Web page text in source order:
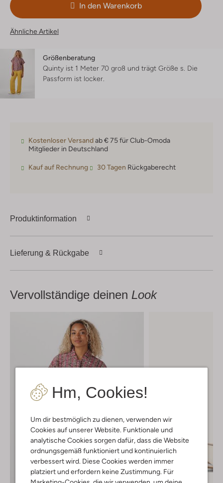
Hm, Cookies!
Um dir bestmöglich zu dienen, verwenden wir
Cookies auf unserer Website. Funktionale und
analytische Cookies sorgen dafür, dass die Website
ordnungsgemäß funktioniert und kontinuierlich
verbessert wird. Diese Cookies werden immer
platziert und erfordern keine Zustimmung. Für
In den Warenkorb
Ähnliche Artikel
Größenberatung
Quinty ist 1 Meter 70 groß und trägt Größe s. Die
Passform ist locker
Kostenloser Versandab € 75 für Club-Omoda
Mitglieder in Deutschland
Kauf auf Rechnung 30 Tagen Rückgaberecht
Produktinformation
Lieferung & Rückgabe
Vervollständige deinen Look